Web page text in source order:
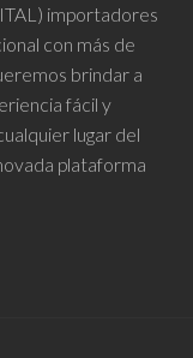
importadores
con más de
brindar a
fácil y
lugar del
plataforma